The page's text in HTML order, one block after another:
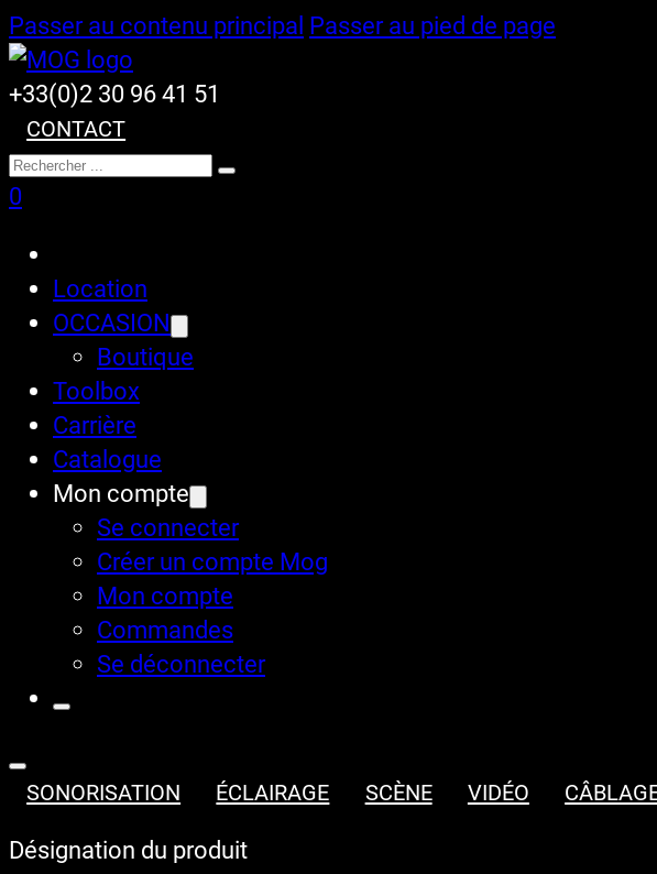
Passer au contenu principal Passer au pied de page
+33(0)2 30 96 41 51
CONTACT
Rechercher
0
Location
OCCASION
Boutique
Toolbox
Carrière
Catalogue
Mon compte
Se connecter
Créer un compte Mog
Mon compte
Commandes
Se déconnecter
SONORISATION ÉCLAIRAGE SCÈNE VIDÉO
Désignation du produit